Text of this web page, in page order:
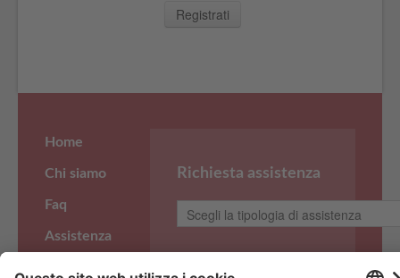
Home
Chi siamo
Faq
Assistenza
Richiesta assistenza